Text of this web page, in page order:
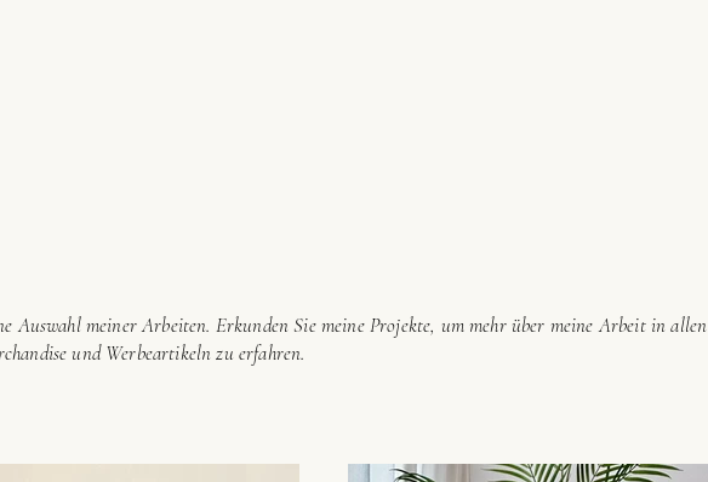
Auswahl meiner Arbeiten. Erkunden Sie meine Projekte, um mehr über meine Arbeit in allen
und Werbeartikeln zu erfahren.